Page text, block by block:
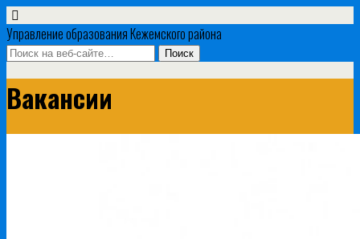
Управление образования Кежемского района
Вакансии